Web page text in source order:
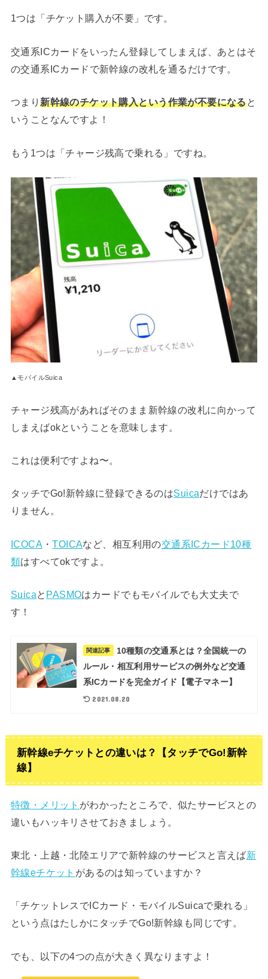
1つは「チケット購入が不要」です。
交通系ICカードをいったん登録してしまえば、あとはそ
の交通系ICカードで新幹線の改札を通るだけです。
つまり新幹線のチケット購入という作業が不要になると
いうことなんですよ！
もう1つは「チャージ残高で乗れる」ですね。
▲モバイルSuica
チャージ残高があればそのまま新幹線の改札に向かって
しまえばokということを意味します。
これは便利ですよね〜。
タッチでGo!新幹線に登録できるのはSuicaだけではあ
りません。
ICOCA ・TOICAなど、相互利用の交通系ICカード10種
類はすべてokですよ。
Suicaと PASMOはカードでもモバイルでも大丈夫で
す！
関連記事
10種類の交通系とは？全国統一の
ルール・相互利用サービスの例外など交通
系ICカードを完全ガイド【電子マネー】
2021.08.20
新幹線eチケットとの違いは？【タッチでGo!新幹
線】
特徴・メリット がわかったところで、似たサービスとの
違いもハッキリさせておきましょう。
東北・上越・北陸エリアで新幹線のサービスと言えば新
幹線eチケット があるのは知っていますか？
「チケットレスでICカード・モバイルSuicaで乗れる」
という点はたしかにタッチでGo!新幹線も同じです。
でも、以下の4つの点が大きく異なりますよ！